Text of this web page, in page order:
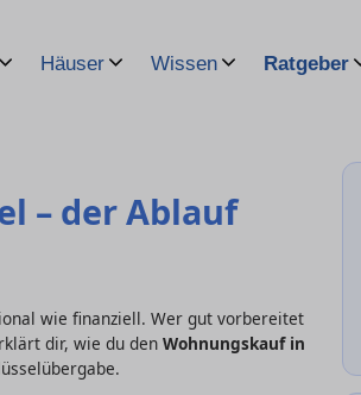
Häuser Wissen Ratgeber
– der Ablauf
wie finanziell. Wer gut vorbereitet
dir, wie du den Wohnungskauf in